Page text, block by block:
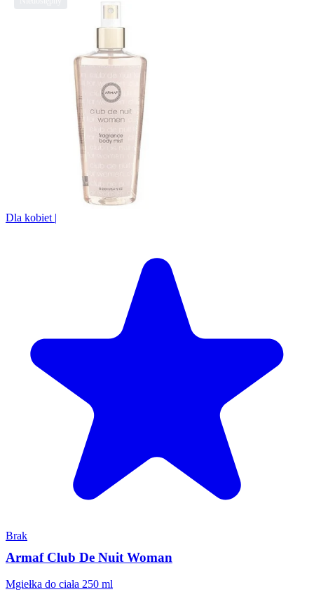
Dla kobiet |
Brak
Armaf Club De Nuit Woman
Mgiełka do ciała 250 ml